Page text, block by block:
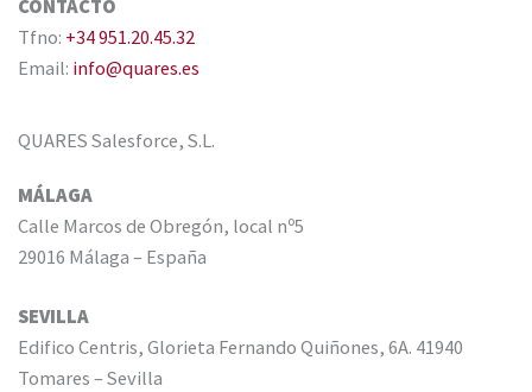
CONTACTO
Tfno: +34 951.20.45.32
Email: info@quares.es
QUARES Salesforce, S.L.
MÁLAGA
Calle Marcos de Obregón, local nº5
29016 Málaga – España
SEVILLA
Edifico Centris, Glorieta Fernando Quiñones, 6A. 41940
Tomares – Sevilla